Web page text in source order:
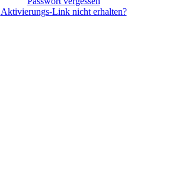
Aktivierungs-Link nicht erhalten?